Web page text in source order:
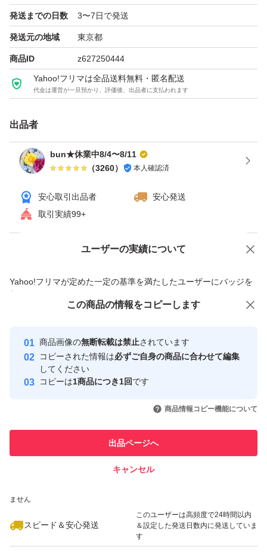
ご承知くださいませ
○+●
【対応日時】
★平日13-17時
→会議の合間のみ
★土日祝は休業
→出品のみ
ご希望の方は他で！
大変恐縮ですが
最低限の対応になります
●数量違い
(*^-^*)♪
発送までの日数 3〜7日で発送
発送元の地域 東京都
商品ID z627250444
Yahoo!フリマは全品送料無料・匿名配送
代金は運営が一旦預かり、評価後、出品者に支払われます
出品者
bun★休業中8/4〜8/11
（3260） 本人確認済
安心取引出品者
安心発送
取引実績99+
ユーザーの実績について
Yahoo!フリマが定めた一定の基準を満たしたユーザーにバッジを
付与しています
安心取引出品者
心・安全なユーザーです
取引実績
引を完了させた実績があります
での取引実績があります
ません
スピード＆安心発送
このユーザーは高頻度で24時間以内
＆設定した発送日数内に発送していま
す
価格の相談 商品への質問
この商品の情報をコピーします
商品画像の無断転載は禁止されています
コピーされた情報は必ずご自身の商品に合わせて編集
してください
コピーは1商品につき1回です
商品情報コピー機能について
出品ページへ
キャンセル
この商品をみている人にオススメ